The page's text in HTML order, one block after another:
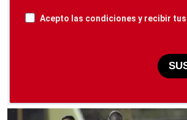
Acepto las condiciones y recibir